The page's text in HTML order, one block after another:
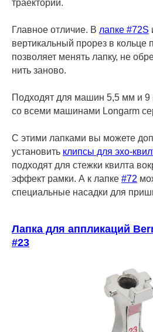
траектории.
Главное отличие. В лапке #72S
вертикальный прорез в
позволяет менять лапку, не
нить заново.
Подходят для машин 5,5 мм и
со всеми машинами Longarm
С этими лапками вы можете
установить клипсы для эхо-
подходят для стежки квилта
эффект рамки. А к лапке #72
специальные насадки для
Лапка для аппликаций
#23